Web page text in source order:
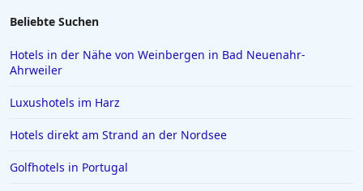
Hotels in Fulda
Hotels auf Bali
Hotels im Sauerland
Hotels in Brühl
Beliebte Suchen
Hotels in der Nähe von Weinbergen in Bad Neuenahr-
Ahrweiler
Luxushotels im Harz
Hotels direkt am Strand an der Nordsee
Golfhotels in Portugal